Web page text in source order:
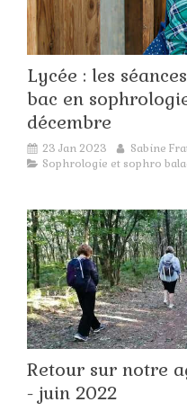
Lycée : les
bac en
décembre
23 Jan 2023
Sabine
Sophrologie et sophro
Retour sur notre
- juin 2022